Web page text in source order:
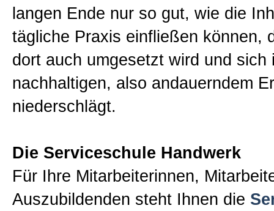
langen Ende nur so gut, wie die
tägliche Praxis einfließen können,
dort auch umgesetzt wird und sich
nachhaltigen, also andauerndem
niederschlägt.
Die Serviceschule Handwerk
Für Ihre Mitarbeiterinnen,
Auszubildenden steht Ihnen die